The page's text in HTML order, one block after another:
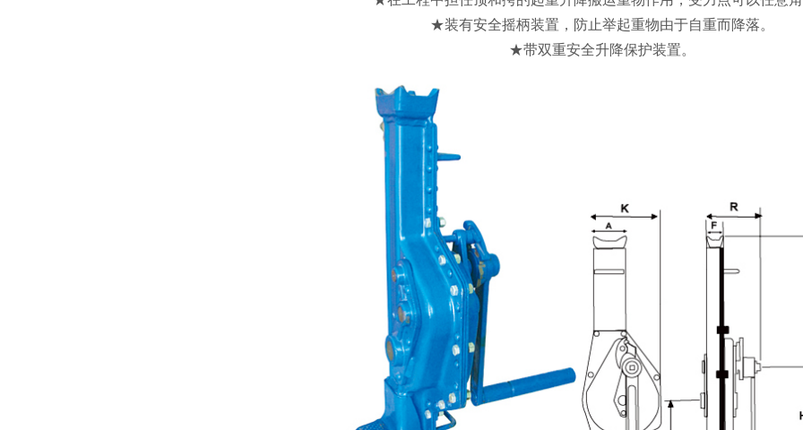
★装有安全摇柄装置，防止举起重物由于自重而降落。
★带双重安全升降保护装置。